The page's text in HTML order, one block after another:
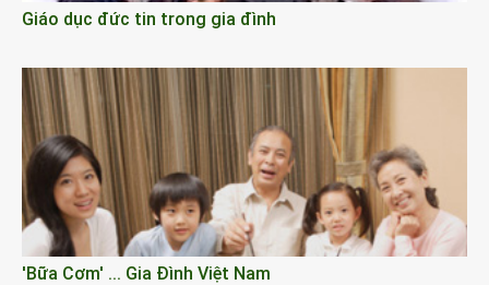
Giáo dục đức tin trong gia đình
'Bữa Cơm' ... Gia Đình Việt Nam